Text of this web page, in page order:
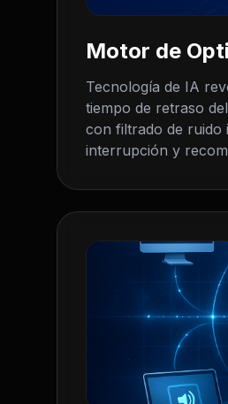
Motor de
Tecnología de IA
tiempo de retraso
con filtrado de ruido
interrupción y